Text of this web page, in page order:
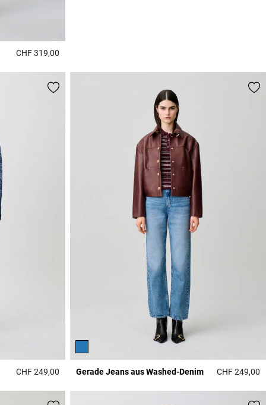
CHF 319,00
CHF 249,00 5 out of 5 Customer Rating
Gerade Jeans aus Washed-Denim CHF 249,00